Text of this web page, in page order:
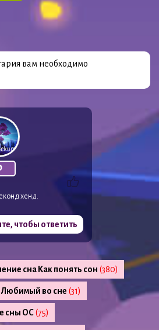
вам необходимо
хенд.
чтобы ответить
сна Как понять сон (380)
Любимый во сне (31)
сны ОС(75)